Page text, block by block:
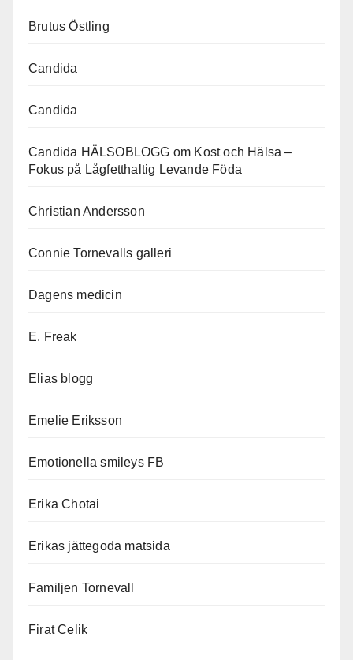
Brutus Östling
Candida
Candida
Candida HÄLSOBLOGG om Kost och Hälsa –
Fokus på Lågfetthaltig Levande Föda
Christian Andersson
Connie Tornevalls galleri
Dagens medicin
E. Freak
Elias blogg
Emelie Eriksson
Emotionella smileys FB
Erika Chotai
Erikas jättegoda matsida
Familjen Tornevall
Firat Celik